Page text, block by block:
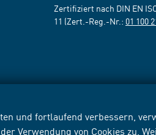
und fortlaufend verbessern,
Verwendung von Cookies zu.
Zertifiziert nach DIN EN
11 (Zert.-Reg.-Nr.: 01 100